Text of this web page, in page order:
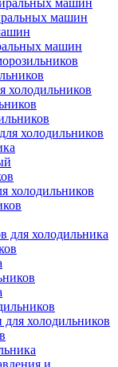
машин
машин
машин
холодильников
холодильников
холодильников
для холодильника
холодильников
и